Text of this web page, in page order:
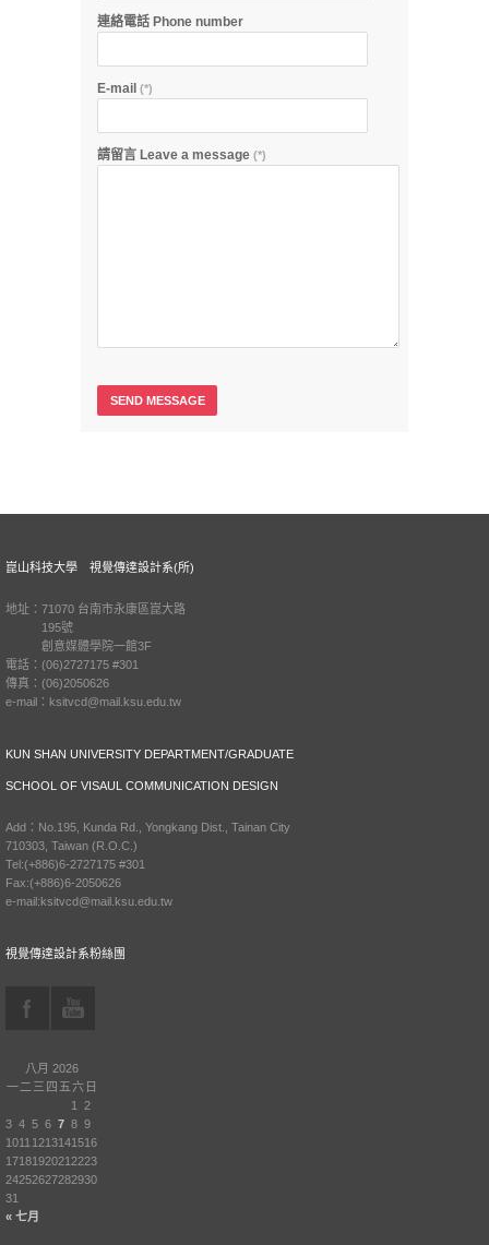
連絡電話 Phone number
E-mail (*)
請留言 Leave a message (*)
崑山科技大學 視覺傳達設計系(所)
地址：71070 台南市永康區崑大路
195號
創意媒體學院一館3F
電話：(06)2727175 #301
傳真：(06)2050626
e-mail：ksitvcd@mail.ksu.edu.tw
KUN SHAN UNIVERSITY DEPARTMENT/GRADUATE
SCHOOL OF VISAUL COMMUNICATION DESIGN
Add：No.195, Kunda Rd., Yongkang Dist., Tainan City
710303, Taiwan (R.O.C.)
Tel:(+886)6-2727175 #301
Fax:(+886)6-2050626
e-mail:ksitvcd@mail.ksu.edu.tw
視覺傳達設計系粉絲團
八月 2026
一 二 三 四 五六 日
« 七月
1
2
3 4 5 6 7 8 9
1011 1213141516
1718192021 2223
24252627282930
31